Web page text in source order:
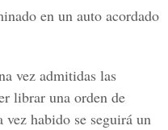
en un auto acordado
vez admitidas las
librar una orden de
habido se seguirá un